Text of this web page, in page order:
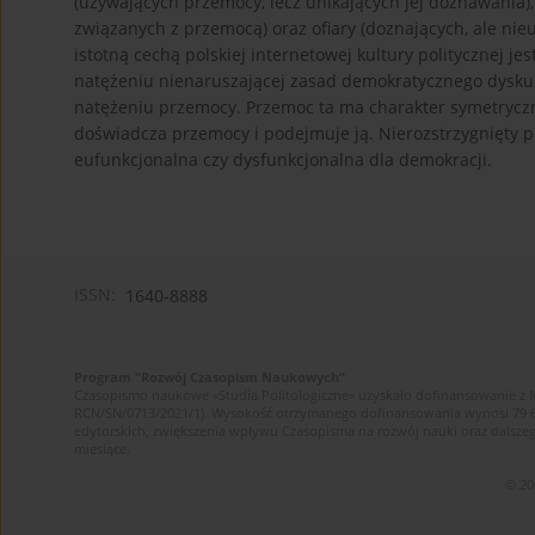
związanych z przemocą) oraz ofiary (doznających, ale
istotną cechą polskiej internetowej kultury politycznej
natężeniu nienaruszającej zasad demokratycznego
natężeniu przemocy. Przemoc ta ma charakter
doświadcza przemocy i podejmuje ją. Nierozstrzygnięty
eufunkcjonalna czy dysfunkcjonalna dla demokracji.
1640-8888